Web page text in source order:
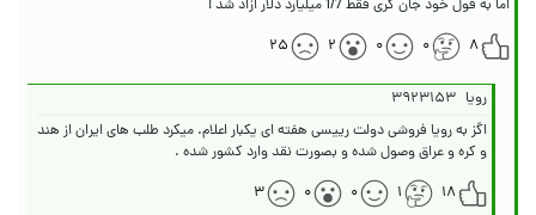
اما به قول خود جان کری فقط 1/7 میلیارد دلار ازاد شد !
۸
۰ ۰ ۲ ۲۵
رویا ۳۹۲۳۱۵۳
اگز به رویا فروشی دولت رییسی هفته ای یکبار اعلام. میکرد طلب های ایران از هند
و کره و عراق وصول شده و بصورت نقد وارد کشور شده .
۱۸
۱ ۰ ۰ ۳